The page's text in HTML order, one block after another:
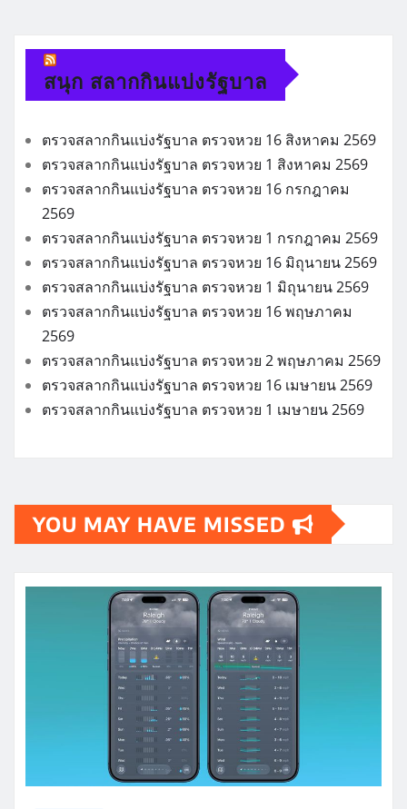
สนุก สลากกินแบ่งรัฐบาล
ตรวจสลากกินแบ่งรัฐบาล ตรวจหวย 16 สิงหาคม 2569
ตรวจสลากกินแบ่งรัฐบาล ตรวจหวย 1 สิงหาคม 2569
ตรวจสลากกินแบ่งรัฐบาล ตรวจหวย 16 กรกฎาคม
2569
ตรวจสลากกินแบ่งรัฐบาล ตรวจหวย 1 กรกฎาคม 2569
ตรวจสลากกินแบ่งรัฐบาล ตรวจหวย 16 มิถุนายน 2569
ตรวจสลากกินแบ่งรัฐบาล ตรวจหวย 1 มิถุนายน 2569
ตรวจสลากกินแบ่งรัฐบาล ตรวจหวย 16 พฤษภาคม
2569
ตรวจสลากกินแบ่งรัฐบาล ตรวจหวย 2 พฤษภาคม 2569
ตรวจสลากกินแบ่งรัฐบาล ตรวจหวย 16 เมษายน 2569
ตรวจสลากกินแบ่งรัฐบาล ตรวจหวย 1 เมษายน 2569
YOU MAY HAVE MISSED